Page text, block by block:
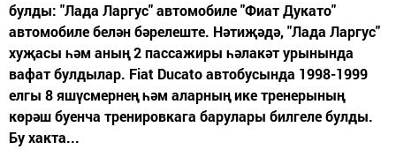
булды: "Лада Ларгус" автомобиле "Фиат Дукато"
автомобиле белән бәрелеште. Нәтиҗәдә, "Лада Ларгус"
хуҗасы һәм аның 2 пассажиры һәлакәт урынында
вафат булдылар. Fiat Ducato автобусында 1998-1999
елгы 8 яшүсмернең һәм аларның ике тренерының
көрәш буенча тренировкага барулары билгеле булды.
Бу хакта...